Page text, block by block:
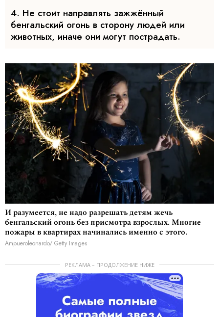
4. Не стоит направлять зажжённый
бенгальский огонь в сторону людей или
животных, иначе они могут пострадать.
И разумеется, не надо разрешать детям жечь
бенгальский огонь без присмотра взрослых. Многие
пожары в квартирах начинались именно с этого.
Ampueroleonardo/ Getty Images
РЕКЛАМА – ПРОДОЛЖЕНИЕ НИЖЕ